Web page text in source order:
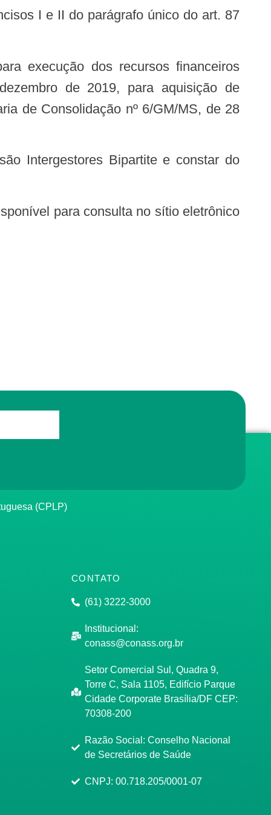
de 2019, para aquisição de
de Consolidação nº 6/GM/MS, de 28
Intergestores Bipartite e constar do
para consulta no sítio eletrônico
(CPLP)
CONTATO
(61) 3222-3000
Institucional:
conass@conass.org.br
Setor Comercial Sul, Quadra 9,
Torre C, Sala 1105, Edifício Parque
Cidade Corporate Brasília/DF CEP:
70308-200
Razão Social: Conselho Nacional
de Secretários de Saúde
CNPJ: 00.718.205/0001-07